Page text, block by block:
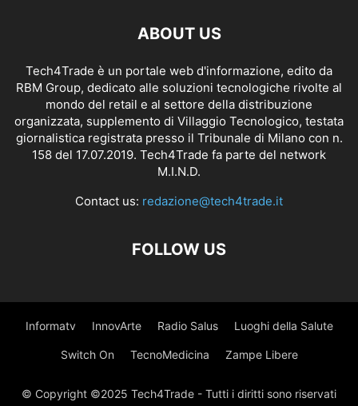
ABOUT US
Tech4Trade è un portale web d'informazione, edito da
RBM Group, dedicato alle soluzioni tecnologiche rivolte al
mondo del retail e al settore della distribuzione
organizzata, supplemento di Villaggio Tecnologico, testata
giornalistica registrata presso il Tribunale di Milano con n.
158 del 17.07.2019. Tech4Trade fa parte del network
M.I.N.D.
Contact us: redazione@tech4trade.it
FOLLOW US
Informatv InnovArte Radio Salus Luoghi della Salute
Switch On TecnoMedicina Zampe Libere
© Copyright ©2025 Tech4Trade - Tutti i diritti sono riservati